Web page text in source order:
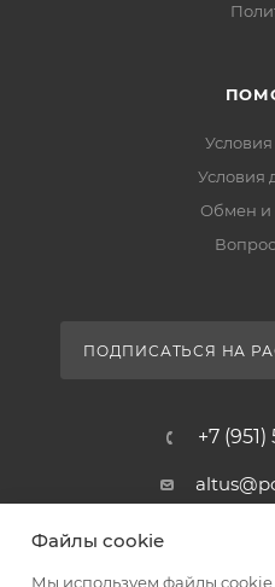
Условия
Обмен и
ПОДПИСАТЬСЯ НА
+7 (951)
Магазин-
пос.
Файлы cookie
Мы используем файлы